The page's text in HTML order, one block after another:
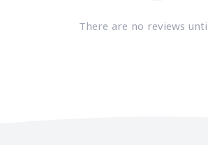
There are no reviews